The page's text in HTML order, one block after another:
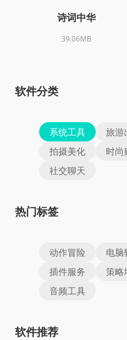
诗词中华
39.06MB
软件分类
系统工具 旅游
拍摄美化
时尚
社交聊天
热门标签
动作冒险 电脑
插件服务
策略
音频工具
软件推荐